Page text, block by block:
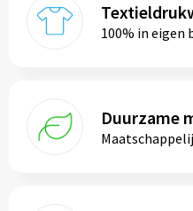
100% in eigen
Duurzame